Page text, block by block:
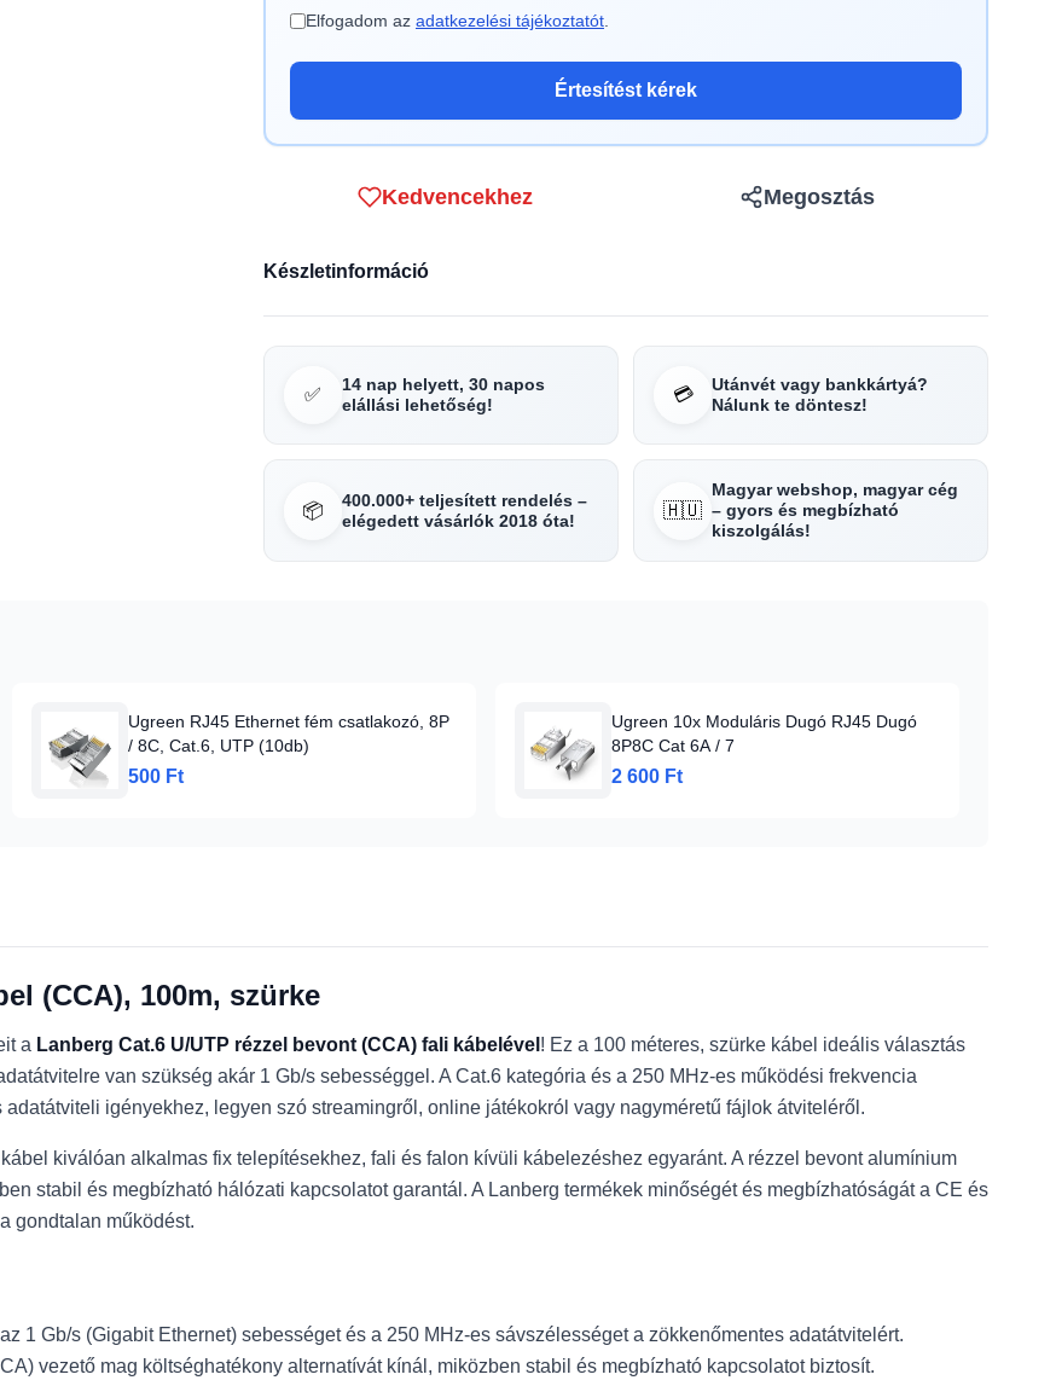
Elfogadom az adatkezelési tájékoztatót
Értesítést kérek
Kedvencekhez Megosztás
Készletinformáció
✅
14 nap helyett, 30 napos
elállási lehetőség!
💳
Utánvét vagy bankkártyá?
Nálunk te döntesz!
📦
400.000+ teljesített rendelés –
elégedett vásárlók 2018 óta!
🇭🇺
Magyar webshop, magyar cég
– gyors és megbízható
kiszolgálás!
Ugreen RJ45 Ethernet fém csatlakozó, 8P
/ 8C, Cat.6, UTP (10db)
500 Ft
Ugreen 10x Moduláris Dugó RJ45 Dugó
8P8C Cat 6A / 7
2 600 Ft
(CCA), 100m, szürke
a Lanberg Cat.6 U/UTP rézzel bevont (CCA) fali kábelével ! Ez a 100 méteres, szürke kábel ideális választás
van szükség akár 1 Gb/s sebességgel. A Cat.6 kategória és a 250 MHz-es működési frekvencia
igényekhez, legyen szó streamingről, online játékokról vagy nagyméretű fájlok átviteléről.
kiválóan alkalmas fix telepítésekhez, fali és falon kívüli kábelezéshez egyaránt. A rézzel bevont alumínium
stabil és megbízható hálózati kapcsolatot garantál. A Lanberg termékek minőségét és megbízhatóságát a CE és
gondtalan működést.
1 Gb/s (Gigabit Ethernet) sebességet és a 250 MHz-es sávszélességet a zökkenőmentes adatátvitelért.
vezető mag költséghatékony alternatívát kínál, miközben stabil és megbízható kapcsolatot biztosít.